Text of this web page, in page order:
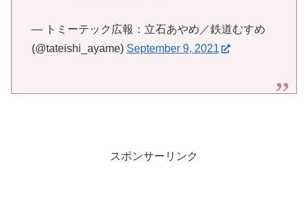
— トミーテック広報：立石あやめ／鉄道むすめ
(@tateishi_ayame) September 9, 2021
スポンサーリンク